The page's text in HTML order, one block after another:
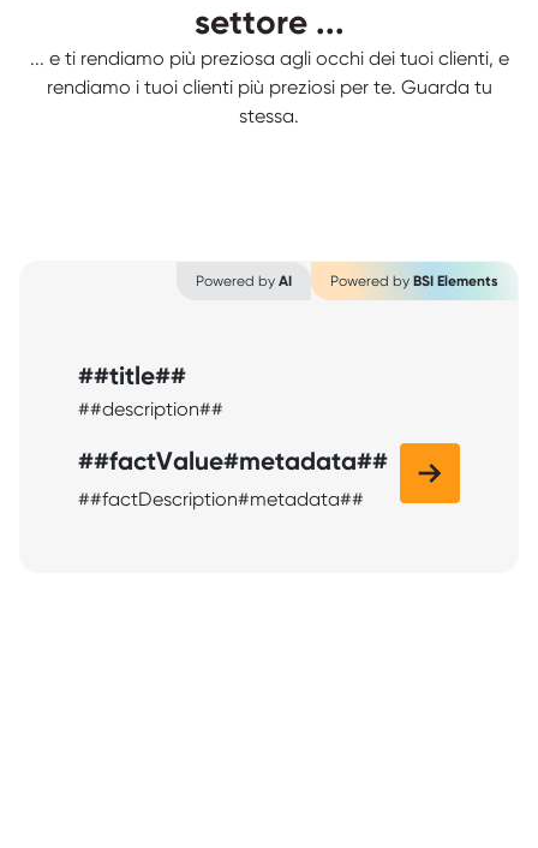
settore ...
... e ti rendiamo più preziosa agli occhi dei tuoi clienti, e
rendiamo i tuoi clienti più preziosi per te. Guarda tu
stessa.
Powered by AI Powered by BSI Elements
##title##
##description##
##factValue#metadata##
##factDescription#metadata##